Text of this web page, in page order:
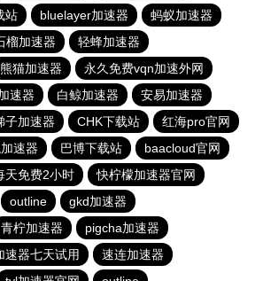
站 bluelayer加速器
蚂蚁加速器
榴加速器
轻蜂加速器
熊猫加速器
永久免费vqn加速外网
速器 白鲸加速器
安易加速器
子加速器 CHK下载站
红海pro官网
速器 巴博下载站
baacloud官网
天免费2小时
快柠檬加速器官网
outline
gkd加速器
青柠加速器
pigcha加速器
速器七天试用
速连加速器